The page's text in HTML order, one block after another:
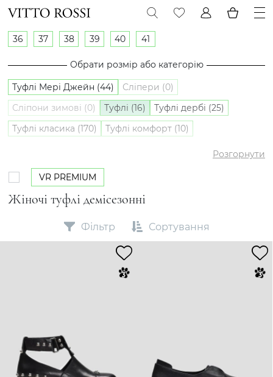
Жіночі туфлі демісезонні
36 37 38 39 40 41
Обрати розмір або категорію
Туфлі Мері Джейн (44)
Сліпери (0)
Сліпони зимові (0)
Туфлі (16)
Туфлі дербі (25)
Туфлі класика (170)
Туфлі комфорт (10)
Сліпони (8)
Розгорнути
VR PREMIUM
Фільтр Сортування